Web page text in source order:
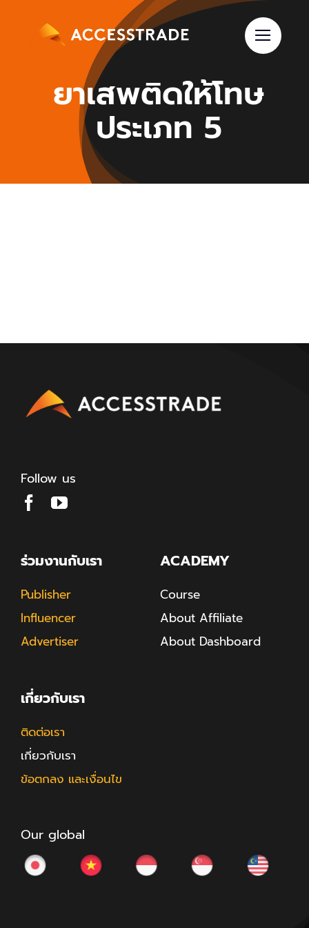
ยาเสพติดให้โทษ
ประเภท 5
Follow us
ร่วมงานกับเรา
Publisher
Influencer
Advertiser
ACADEMY
Course
About Affiliate
About Dashboard
เกี่ยวกับเรา
ติดต่อเรา
เกี่ยวกับเรา
ข้อตกลง และเงื่อนไข
Our global